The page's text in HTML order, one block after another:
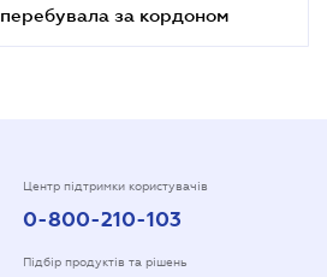
перебувала за кордоном
Центр підтримки користувачів
0-800-210-103
Підбір продуктів та рішень